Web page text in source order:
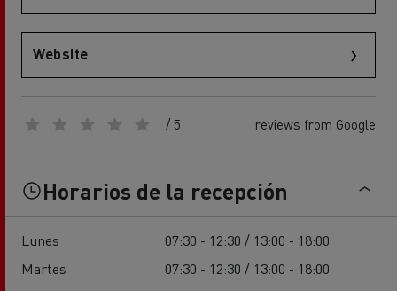
Website
/ 5 reviews from Google
Horarios de la recepción
Lunes
07:30 - 12:30 / 13:00 - 18:00
Martes
07:30 - 12:30 / 13:00 - 18:00